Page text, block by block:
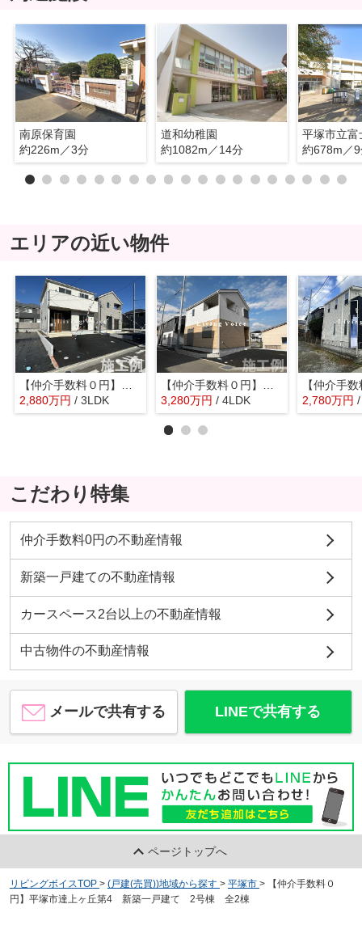
南原保育園
約226m／3分
道和幼稚園
約1082m／14分
平塚市立富
約678m／
エリアの近い物件
【仲介手数料０円】平塚市南金目第20 新築一戸建て 全２棟
2,880万円 / 3LDK
【仲介手数料０円】平塚市豊田宮下第1 新築一戸建て
3,280万円 / 4LDK 2,780万円
こだわり特集
仲介手数料0円の不動産情報
新築一戸建ての不動産情報
カースペース2台以上の不動産情報
中古物件の不動産情報
メールで共有する LINEで共有する
ページトップへ
リビングボイスTOP > (戸建(売買))地域から探す > 平塚市 >
【仲介手数料０
円】平塚市達上ヶ丘第4 新築一戸建て 2号棟 全2棟